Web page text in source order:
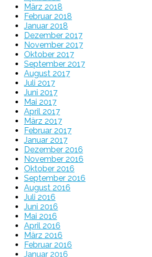
März 2018
Februar 2018
Januar 2018
Dezember 2017
November 2017
Oktober 2017
September 2017
August 2017
Juli 2017
Juni 2017
Mai 2017
April 2017
März 2017
Februar 2017
Januar 2017
Dezember 2016
November 2016
Oktober 2016
September 2016
August 2016
Juli 2016
Juni 2016
Mai 2016
April 2016
März 2016
Februar 2016
Januar 2016